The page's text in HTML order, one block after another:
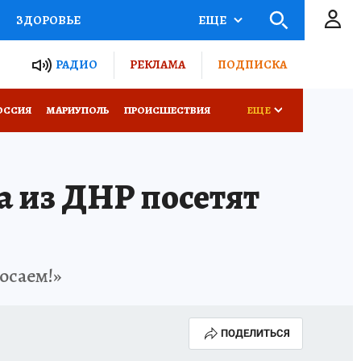
ЗДОРОВЬЕ
РОССИИ
ЕЩЕ
РАДИО РЕКЛАМА ПОДПИСКА
МАРИУПОЛЬ ПРОИСШЕСТВИЯ ЕЩЕ
из ДНР посетят
ПОДЕЛИТЬСЯ